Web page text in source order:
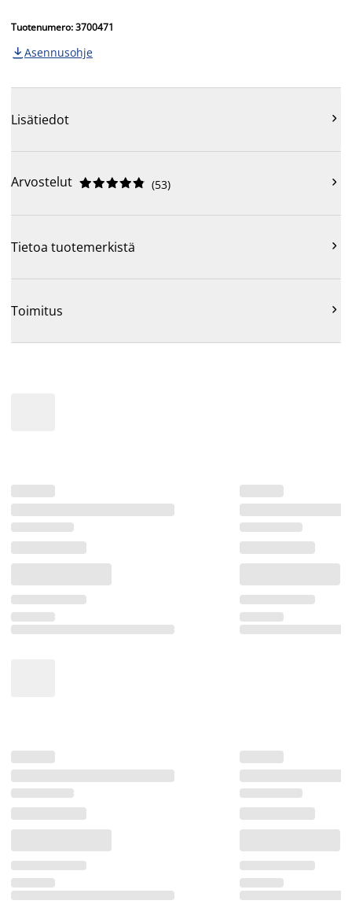
Tuotenumero: 3700471
 Asennusohje
Lisätiedot 
Arvostelut 




 (53) 
Tietoa tuotemerkistä 
Toimitus 